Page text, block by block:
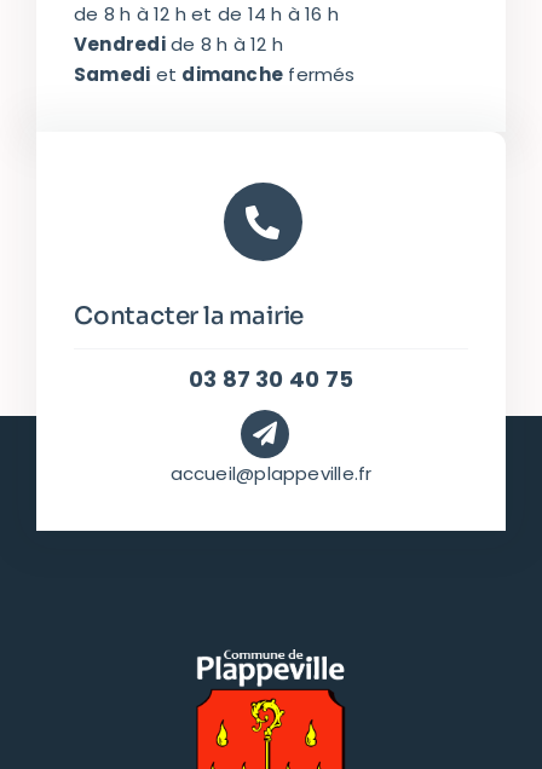
de 8 h à 12 h et de 14 h à 16 h
Vendredide 8 h à 12 h
Samedi et dimanche fermés
Contacter la mairie
03 87 30 40 75
accueil@plappeville.fr